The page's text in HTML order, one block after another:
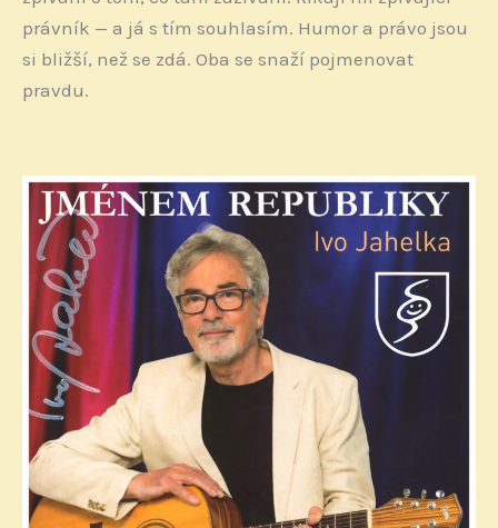
právník — a já s tím souhlasím. Humor a právo jsou
si bližší, než se zdá. Oba se snaží pojmenovat
pravdu.